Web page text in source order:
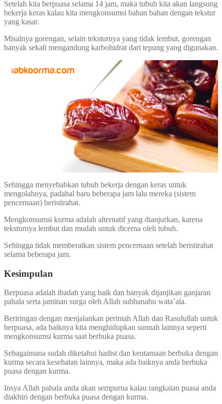
Setelah kita berpuasa selama 14 jam, maka tubuh kita akan langsung
bekerja keras kalau kita mengkonsumsi bahan bahan dengan tekstur
yang kasar.
Misalnya gorengan, selain teksturnya yang tidak lembut, gorengan
banyak sekali mengandung karbohidrat dari tepung yang digunakan.
Sehingga menyebabkan tubuh bekerja dengan keras untuk
mengolahnya, padahal baru beberapa jam lalu mereka (sistem
pencernaan) beristirahat.
Mengkonsumsi kurma adalah alternatif yang dianjurkan, karena
teksturnya lembut dan mudah untuk dicerna oleh tubuh.
Sehingga tidak memberatkan sistem pencernaan setelah beristirahat
selama beberapa jam.
Kesimpulan
Berpuasa adalah ibadah yang baik dan banyak dijanjikan ganjaran
pahala serta jaminan surga oleh Allah subhanahu wata’ala.
Beriringan dengan menjalankan perintah Allah dan Rasulullah untuk
berpuasa, ada baiknya kita menghidupkan sunnah lainnya seperti
mengkonsumsi kurma saat berbuka puasa.
Sebagaimana sudah diketahui hadist dan keutamaan berbuka dengan
kurma secara kesehatan lainnya, maka ada baiknya anda berbuka
puasa dengan kurma.
Insya Allah pahala anda akan sempurna kalau rangkaian puasa anda
diakhiri dengan berbuka puasa dengan kurma.